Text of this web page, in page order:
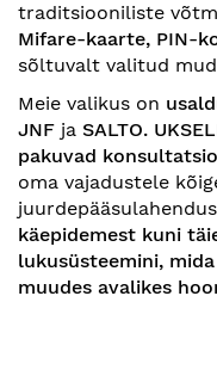
traditsiooniliste
Mifare-kaarte, PIN-
sõltuvalt valitud
Meie valikus on
JNF ja SALTO.
pakuvad
oma vajadustele
käepidemest kuni
lukusüsteemini,
muudes avalikes